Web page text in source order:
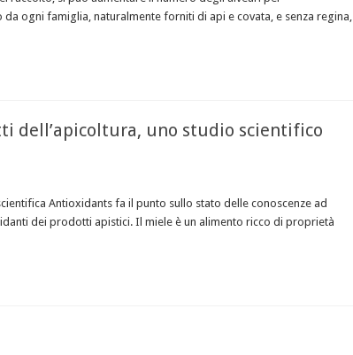
ogni famiglia, naturalmente forniti di api e covata, e senza regina,
dell’apicoltura, uno studio scientifico
Antioxidants fa il punto sullo stato delle conoscenze ad
dei prodotti apistici. Il miele è un alimento ricco di proprietà